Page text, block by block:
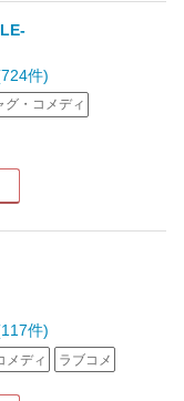
件)
グ・コメディ
件)
メディ ラブコメ